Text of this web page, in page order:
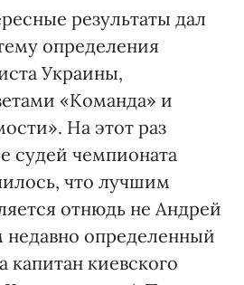
результаты дал
определения
Украины,
«Команда» и
На этот раз
судей чемпионата
что лучшим
отнюдь не Андрей
определенный
капитан киевского